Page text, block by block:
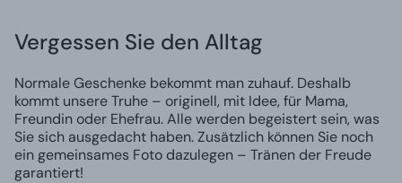
Vergessen Sie den Alltag
Normale Geschenke bekommt man zuhauf. Deshalb
kommt unsere Truhe – originell, mit Idee, für Mama,
Freundin oder Ehefrau. Alle werden begeistert sein, was
Sie sich ausgedacht haben. Zusätzlich können Sie noch
ein gemeinsames Foto dazulegen – Tränen der Freude
garantiert!